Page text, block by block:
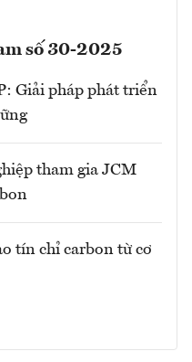
số 30-2025
Giải pháp phát triển
tham gia JCM
tín chỉ carbon từ cơ